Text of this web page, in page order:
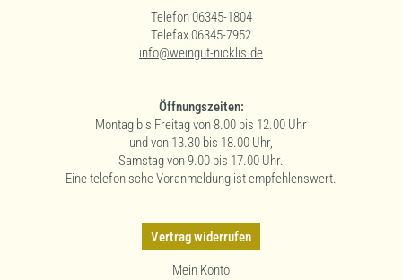
Telefon 06345-1804
Telefax 06345-7952
info@weingut-nicklis.de
Öffnungszeiten:
Montag bis Freitag von 8.00 bis 12.00 Uhr
und von 13.30 bis 18.00 Uhr,
Samstag von 9.00 bis 17.00 Uhr.
Eine telefonische Voranmeldung ist empfehlenswert.
Vertrag widerrufen
Mein Konto